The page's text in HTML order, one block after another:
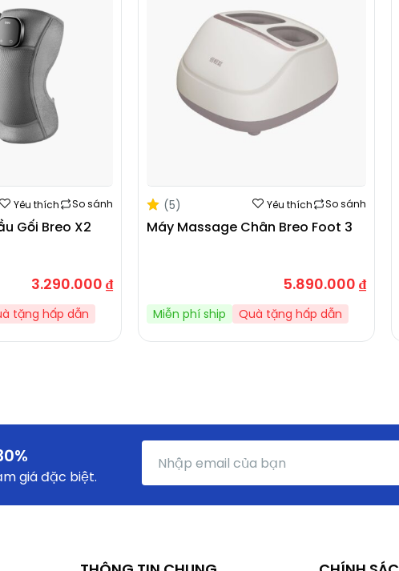
Yêu thích So sánh
Gối Breo X2
3.290.000 ₫
tặng hấp dẫn
(5) Yêu thích So sánh
Máy Massage Chân Breo Foot 3
5.890.000 ₫
Miễn phí ship Quà tặng hấp dẫn
giá đặc biệt.